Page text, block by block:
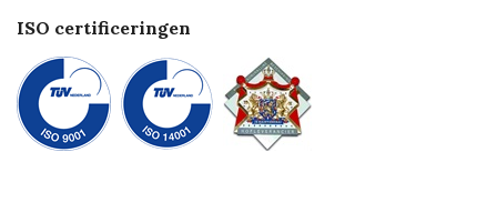
ISO certificeringen